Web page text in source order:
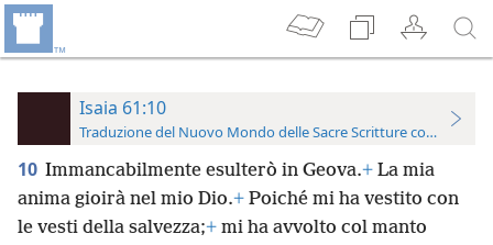
Isaia 61:10
Traduzione del Nuovo Mondo delle Sacre Scritture con
10 Immancabilmente esulterò in Geova.+ La mia
anima gioirà nel mio Dio.+ Poiché mi ha vestito con
le vesti della salvezza;+ mi ha avvolto col manto